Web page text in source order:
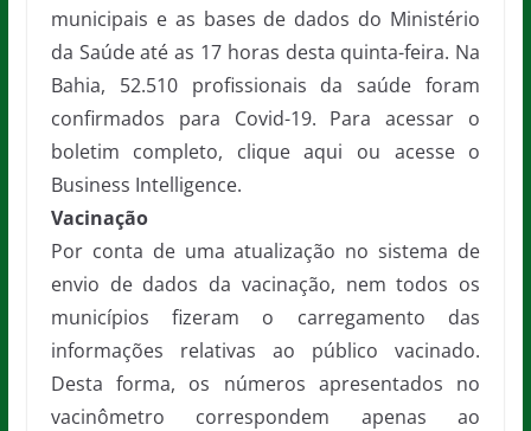
municipais e as bases de dados do Ministério
da Saúde até as 17 horas desta quinta-feira. Na
Bahia, 52.510 profissionais da saúde foram
confirmados para Covid-19. Para acessar o
boletim completo, clique aqui ou acesse o
Business Intelligence.
Vacinação
Por conta de uma atualização no sistema de
envio de dados da vacinação, nem todos os
municípios fizeram o carregamento das
informações relativas ao público vacinado.
Desta forma, os números apresentados no
vacinômetro correspondem apenas ao